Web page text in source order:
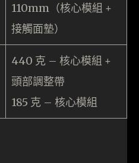
110mm（核心模組 +
接觸面墊）
440 克 – 核心模組 +
頭部調整帶
185 克 – 核心模組